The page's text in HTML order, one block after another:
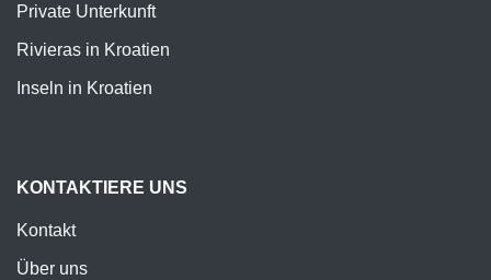
Private Unterkunft
Rivieras in Kroatien
Inseln in Kroatien
KONTAKTIERE UNS
Kontakt
Über uns